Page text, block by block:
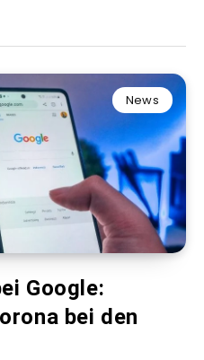
News
Google:
bei den